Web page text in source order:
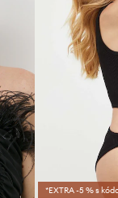
*EXTRA -5 % s